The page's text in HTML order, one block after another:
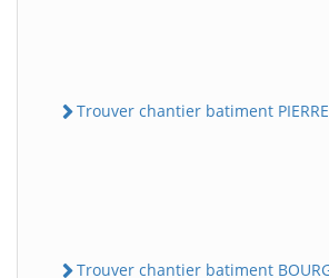
Trouver chantier batiment
Trouver chantier batiment